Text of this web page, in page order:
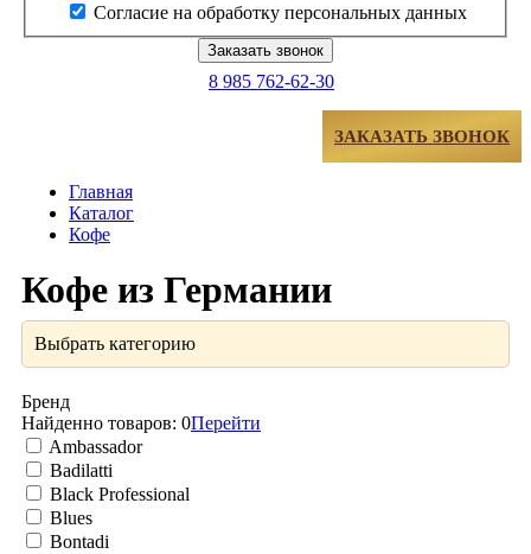
Согласие на обработку персональных данных
8 985 762-62-30
ЗАКАЗАТЬ ЗВОНОК
Главная
Каталог
Кофе
Кофе из Германии
Выбрать категорию
Бренд
Найденно товаров: 0Перейти
Ambassador
Badilatti
Black Professional
Blues
Bontadi